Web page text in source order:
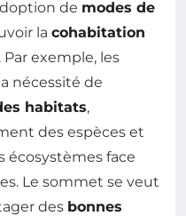
de modes de
la cohabitation
exemple, les
nécessité de
habitats,
des espèces et
écosystèmes face
Le sommet se veut
des bonnes